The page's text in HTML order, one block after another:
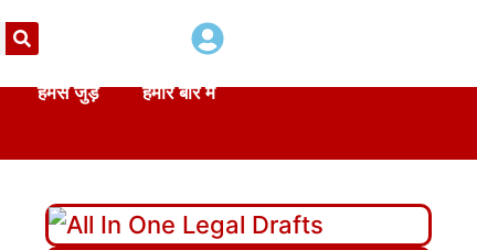
हमसे जुड़े हमारे बारे में